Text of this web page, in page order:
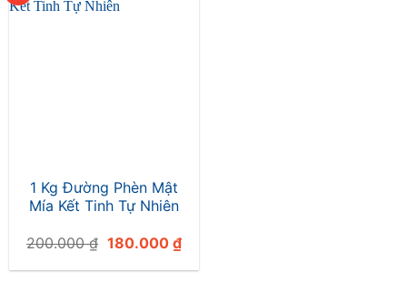
1 Kg Đường Phèn Mật
Mía Kết Tinh Tự Nhiên
200.000₫ Giá
là:
180.000 ₫Giá
hiện
tại